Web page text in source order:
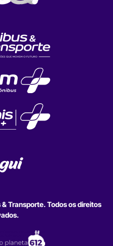
Transporte. Todos os direitos